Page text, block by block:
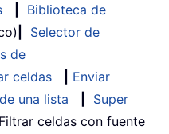
Biblioteca de
Selector de
de
celdas
Enviar
una lista
Super
celdas con fuente